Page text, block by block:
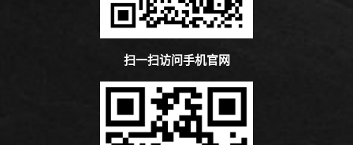
扫一扫访问手机官网